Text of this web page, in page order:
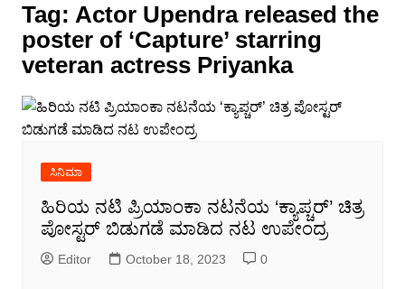
Tag: Actor Upendra released the
poster of ‘Capture’ starring
veteran actress Priyanka
ಸಿನಿಮಾ
ಹಿರಿಯ ನಟಿ ಪ್ರಿಯಾಂಕಾ ನಟನೆಯ ‘ಕ್ಯಾಪ್ಚರ್’ ಚಿತ್ರ
ಪೋಸ್ಟರ್ ಬಿಡುಗಡೆ ಮಾಡಿದ ನಟ ಉಪೇಂದ್ರ
Editor October 18, 2023 0